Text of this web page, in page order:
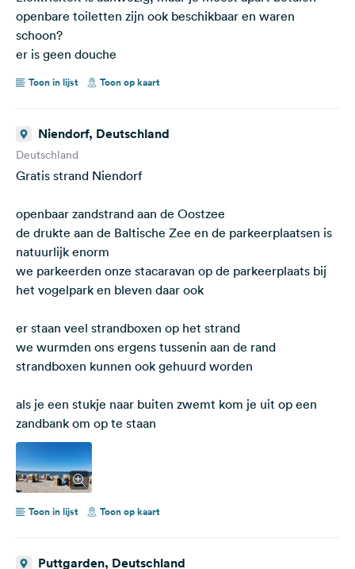
openbare toiletten zijn ook beschikbaar en waren
schoon?
er is geen douche
Toon in lijst Toon op kaart
Niendorf, Deutschland
Deutschland
Gratis strand Niendorf
openbaar zandstrand aan de Oostzee
de drukte aan de Baltische Zee en de parkeerplaatsen is
natuurlijk enorm
we parkeerden onze stacaravan op de parkeerplaats bij
het vogelpark en bleven daar ook
er staan veel strandboxen op het strand
we wurmden ons ergens tussenin aan de rand
strandboxen kunnen ook gehuurd worden
als je een stukje naar buiten zwemt kom je uit op een
zandbank om op te staan
Toon in lijst Toon op kaart
Puttgarden, Deutschland